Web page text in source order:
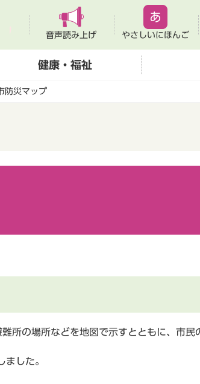
音声読み上げ やさしいにほんご
健康・福祉
防災マップ
所の場所などを地図で示すとともに、市民
した。